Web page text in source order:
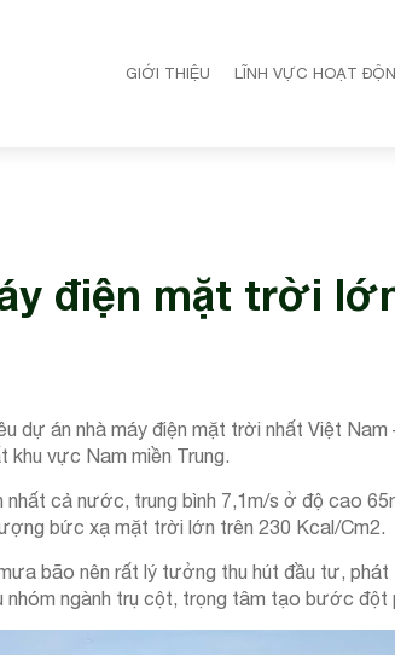
GIỚI THIỆU LĨNH VỰC HOẠT
điện mặt trời
án nhà máy điện mặt trời nhất Việt Nam
khu vực Nam miền Trung.
cả nước, trung bình 7,1m/s ở độ cao
bức xạ mặt trời lớn trên 230 Kcal/Cm2.
bão nên rất lý tưởng thu hút đầu tư,
ngành trụ cột, trọng tâm tạo bước đột